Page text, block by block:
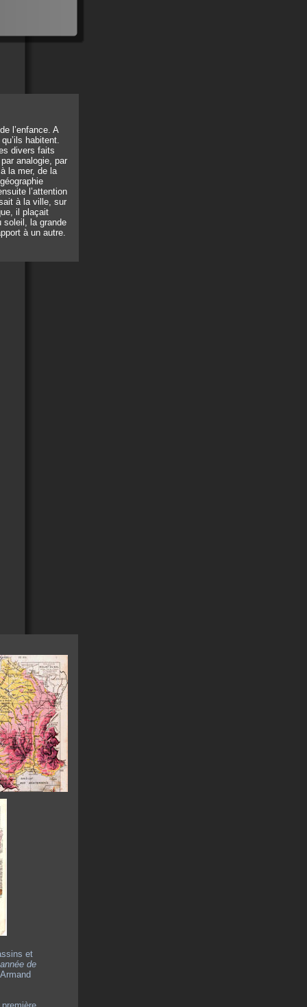
l’enfance. A
habitent.
divers faits
analogie, par
la mer, de la
l’attention
à la ville, sur
il plaçait
soleil, la grande
à un autre.
et
de